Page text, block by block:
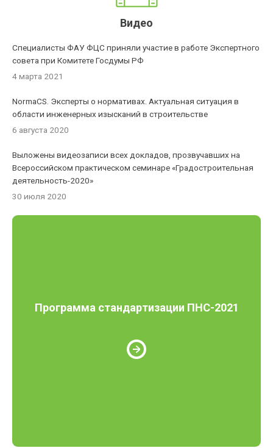
Видео
Специалисты ФАУ ФЦС приняли участие в работе Экспертного
совета при Комитете Госдумы РФ
4 марта 2021
NormaCS. Эксперты о нормативах. Актуальная ситуация в
области инженерных изысканий в строительстве
6 августа 2020
Выложены видеозаписи всех докладов, прозвучавших на
Всероссийском практическом семинаре «Градостроительная
деятельность-2020»
30 июля 2020
Программа стандартизации ПНС-2021